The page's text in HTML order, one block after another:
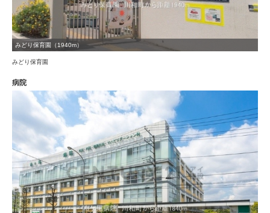
みどり保育園（1940m）
みどり保育園
病院